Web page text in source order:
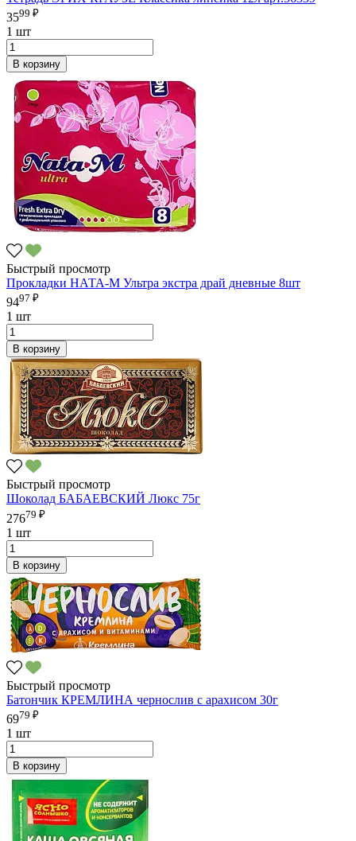
3599 ₽
1 шт
В корзину
Быстрый просмотр
Прокладки НАТА-М Ультра экстра драй дневные 8шт
9497 ₽
1 шт
В корзину
Быстрый просмотр
Шоколад БАБАЕВСКИЙ Люкс 75г
27679 ₽
1 шт
В корзину
Быстрый просмотр
Батончик КРЕМЛИНА чернослив с арахисом 30г
6979 ₽
1 шт
В корзину